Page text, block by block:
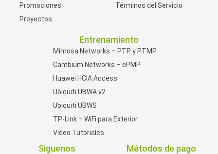
Promociones
Proyectos
Términos del Servicio
Entrenamiento
Mimosa Networks – PTP y PTMP
Cambium Networks – ePMP
Huawei HCIA Access
Ubiquiti UBWA v2
Ubiquiti UBWS
TP-Link – WiFi para Exterior
Video Tutoriales
Siguenos Métodos de pago